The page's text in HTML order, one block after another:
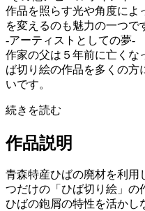
作品を照らす光や角度によ
を変えるのも魅力の一つで
-アーティストとしての夢-
作家の父は５年前に亡くな
ば切り絵の作品を多くの方
いです。
続きを読む
作品説明
青森特産ひばの廃材を利用
つだけの「ひば切り絵」の
ひばの鉋屑の特性を活かし